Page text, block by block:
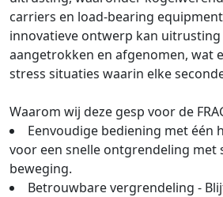
carriers en load-bearing
innovatieve ontwerp kan
aangetrokken en afgenomen, wat
stress situaties waarin elke
Waarom wij deze gesp voor de
Eenvoudige bediening met één
voor een snelle ontgrendeling met
beweging.
Betrouwbare vergrendeling -